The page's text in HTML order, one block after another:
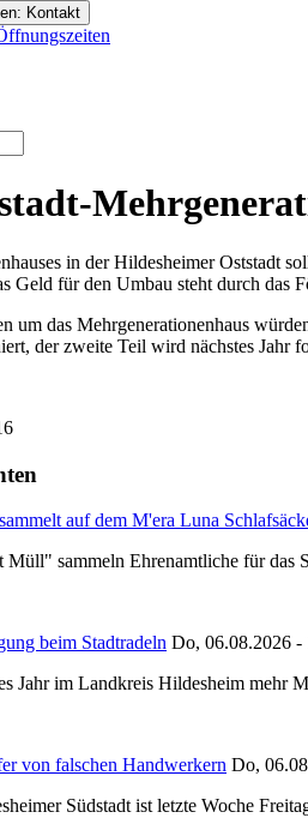
Kontakt
in der Hildesheimer Oststadt
Geld für den Umbau steht durch das
um das Mehrgenerationenhaus
der zweite Teil wird nächstes
auf dem M'era Luna
sammeln Ehrenamtliche für das
beim Stadtradeln Do, 06.08.2026 -
Jahr im Landkreis Hildesheim mehr
von falschen Handwerkern Do,
Südstadt ist letzte Woche